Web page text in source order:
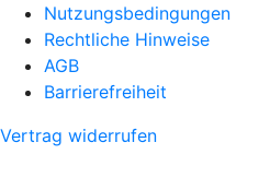
Nutzungsbedingungen
Rechtliche Hinweise
AGB
Barrierefreiheit
Vertrag widerrufen